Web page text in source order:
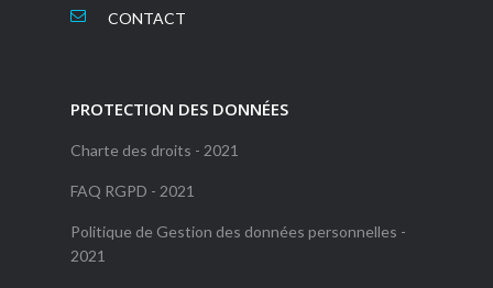
CONTACT
PROTECTION DES DONNÉES
Charte des droits - 2021
FAQ RGPD - 2021
Politique de Gestion des données personnelles -
2021